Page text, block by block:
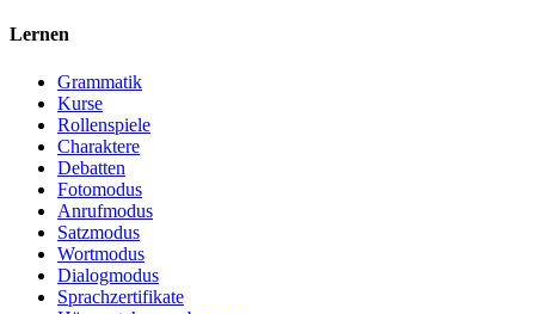
Lernen
Grammatik
Kurse
Rollenspiele
Charaktere
Debatten
Fotomodus
Anrufmodus
Satzmodus
Wortmodus
Dialogmodus
Sprachzertifikate